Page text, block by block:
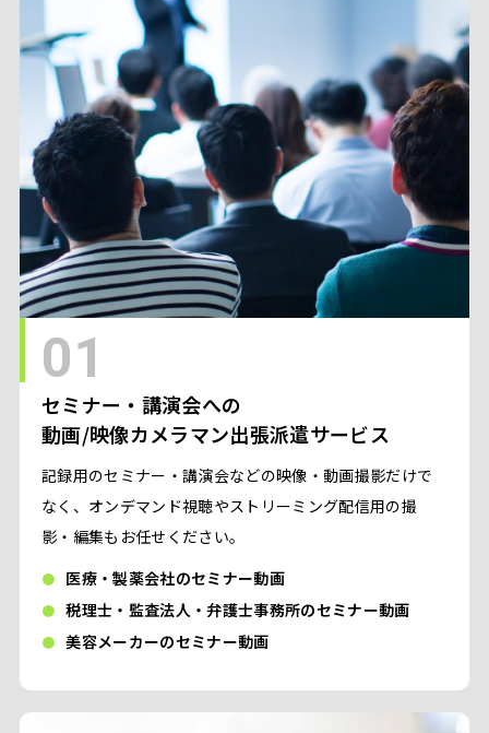
01
セミナー・講演会への
動画/映像カメラマン出張派遣サービス
記録用のセミナー・講演会などの映像・動画撮影だけで
なく、オンデマンド視聴やストリーミング配信用の撮
影・編集もお任せください。
医療・製薬会社のセミナー動画
税理士・監査法人・弁護士事務所のセミナー動画
美容メーカーのセミナー動画